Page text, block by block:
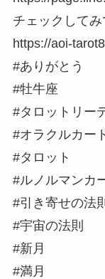
チェックし
https://aoi-
#ありがとう
#牡牛座
#タロットリー
#オラクルカー
#タロット
#ルノルマンカ
#引き寄せの法則
#宇宙の法則
#新月
#満月